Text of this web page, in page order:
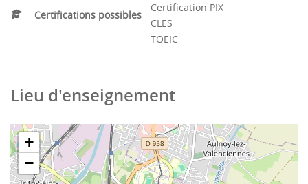
Certifications possibles
Certification PIX
CLES
TOEIC
Lieu d'enseignement
+
−